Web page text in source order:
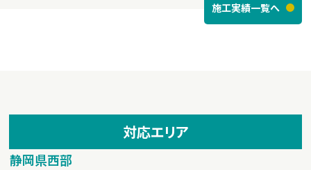
施工実績一覧へ
対応エリア
静岡県西部